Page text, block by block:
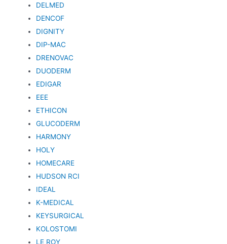
DELMED
DENCOF
DIGNITY
DIP-MAC
DRENOVAC
DUODERM
EDIGAR
EEE
ETHICON
GLUCODERM
HARMONY
HOLY
HOMECARE
HUDSON RCI
IDEAL
K-MEDICAL
KEYSURGICAL
KOLOSTOMI
LE ROY